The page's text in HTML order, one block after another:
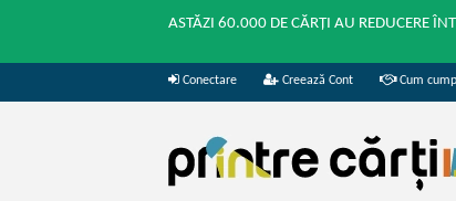
ASTĂZI 60.000 DE CĂRȚI AU REDUCERE
Conectare Creează Cont Cum